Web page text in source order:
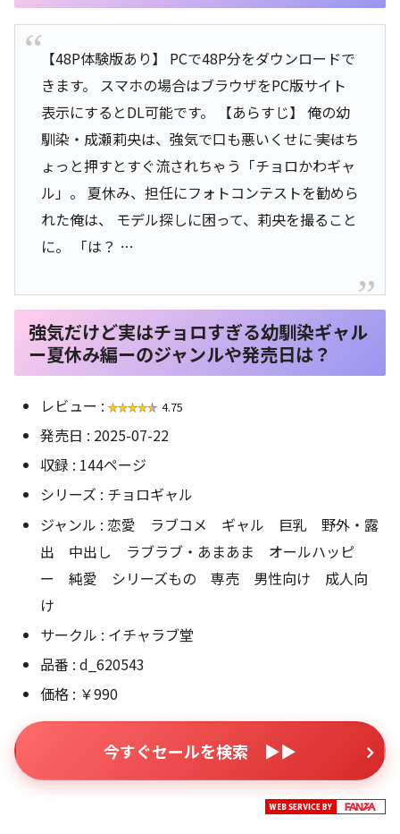
【48P体験版あり】 PCで48P分をダウンロードで
きます。 スマホの場合はブラウザをPC版サイト
表示にするとDL可能です。 【あらすじ】 俺の幼
馴染・成瀬莉央は、強気で口も悪いくせに―― 実はち
ょっと押すとすぐ流されちゃう「チョロかわギャ
ル」。 夏休み、担任にフォトコンテストを勧めら
れた俺は、 モデル探しに困って、莉央を撮ること
に。 「は？ …
強気だけど実はチョロすぎる幼馴染ギャル
ー夏休み編ーのジャンルや発売日は？
レビュー : 4.75
発売日 : 2025-07-22
収録 : 144ページ
シリーズ : チョロギャル
ジャンル : 恋愛 ラブコメ ギャル 巨乳 野外・露
出 中出し ラブラブ・あまあま オールハッピ
ー 純愛 シリーズもの 専売 男性向け 成人向
け
サークル : イチャラブ堂
品番 : d_620543
価格 : ￥990
今すぐセールを検索 ▶▶